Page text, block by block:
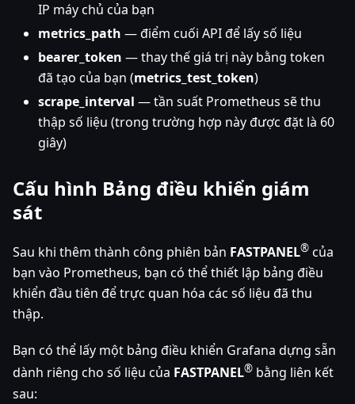
IP máy chủ của bạn
metrics_path — điểm cuối API để lấy số liệu
bearer_token — thay thế giá trị này bằng token
đã tạo của bạn (metrics_test_token)
scrape_interval — tần suất Prometheus sẽ thu
thập số liệu (trong trường hợp này được đặt là 60
giây)
Cấu hình Bảng điều khiển giám
sát
Sau khi thêm thành công phiên bản FASTPANEL® của
bạn vào Prometheus, bạn có thể thiết lập bảng điều
khiển đầu tiên để trực quan hóa các số liệu đã thu
thập.
Bạn có thể lấy một bảng điều khiển Grafana dựng sẵn
dành riêng cho số liệu của FASTPANEL® bằng liên kết
sau: